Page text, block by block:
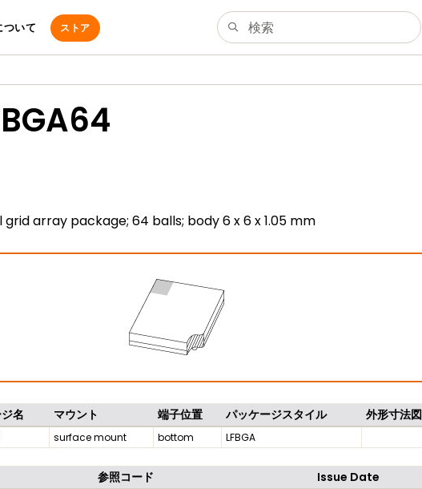
ついて ストア
array package; 64 balls; body 6 x 6 x 1.05 mm
名 マウント 端子位置 パッケージスタイル 外形寸法図
surface mount bottom LFBGA
参照コード Issue Date